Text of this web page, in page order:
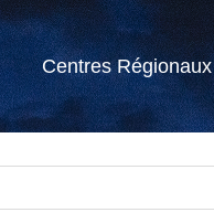
Centres Régionaux